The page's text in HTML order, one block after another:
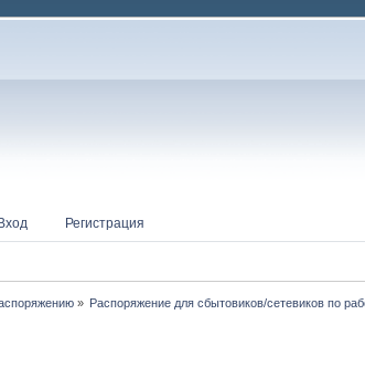
Регистрация
» Распоряжение для сбытовиков/сетевиков по